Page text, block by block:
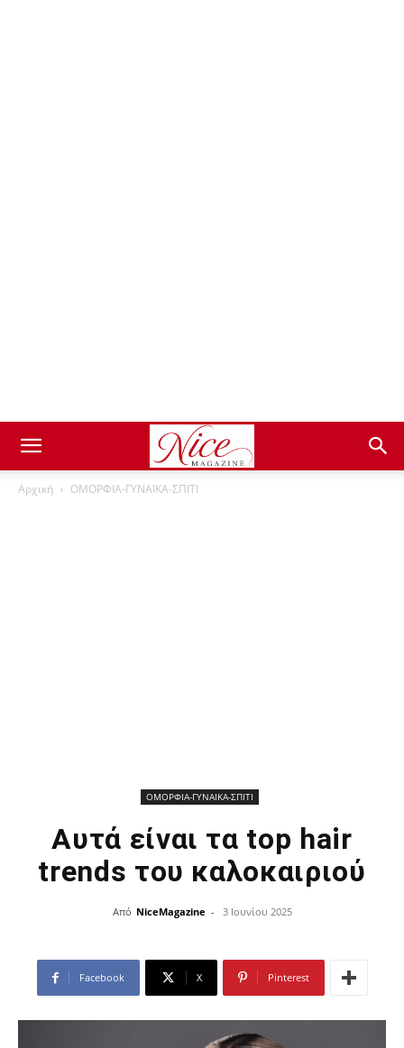
Αρχική ΟΜΟΡΦΙΑ-ΓΥΝΑΙΚΑ-ΣΠΙΤΙ
ΟΜΟΡΦΙΑ-ΓΥΝΑΙΚΑ-ΣΠΙΤΙ
Αυτά είναι τα top hair
trends του καλοκαιριού
Από NiceMagazine - 3 Ιουνίου 2025
Facebook X Pinterest